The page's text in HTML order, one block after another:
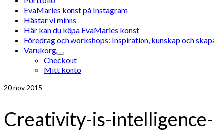
EvaMaries konst på Instagram
Hästar vi minns
Här kan du köpa EvaMaries konst
Föredrag och workshops: Inspiration, kunskap och
Varukorg
Checkout
Mitt konto
20nov 2015
Creativity-is-